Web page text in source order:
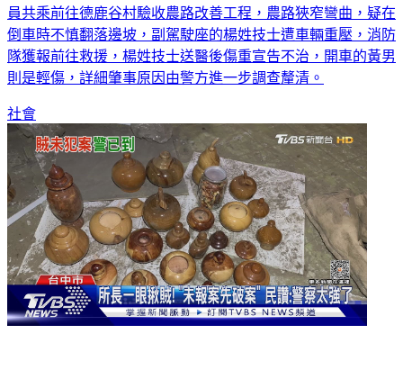
員共乘前往德鹿谷村驗收農路改善工程，農路狹窄彎曲，疑在
倒車時不慎翻落邊坡，副駕駛座的楊姓技士遭車輛重壓，消防
隊獲報前往救援，楊姓技士送醫後傷重宣告不治，開車的黃男
則是輕傷，詳細肇事原因由警方進一步調查釐清。
社會